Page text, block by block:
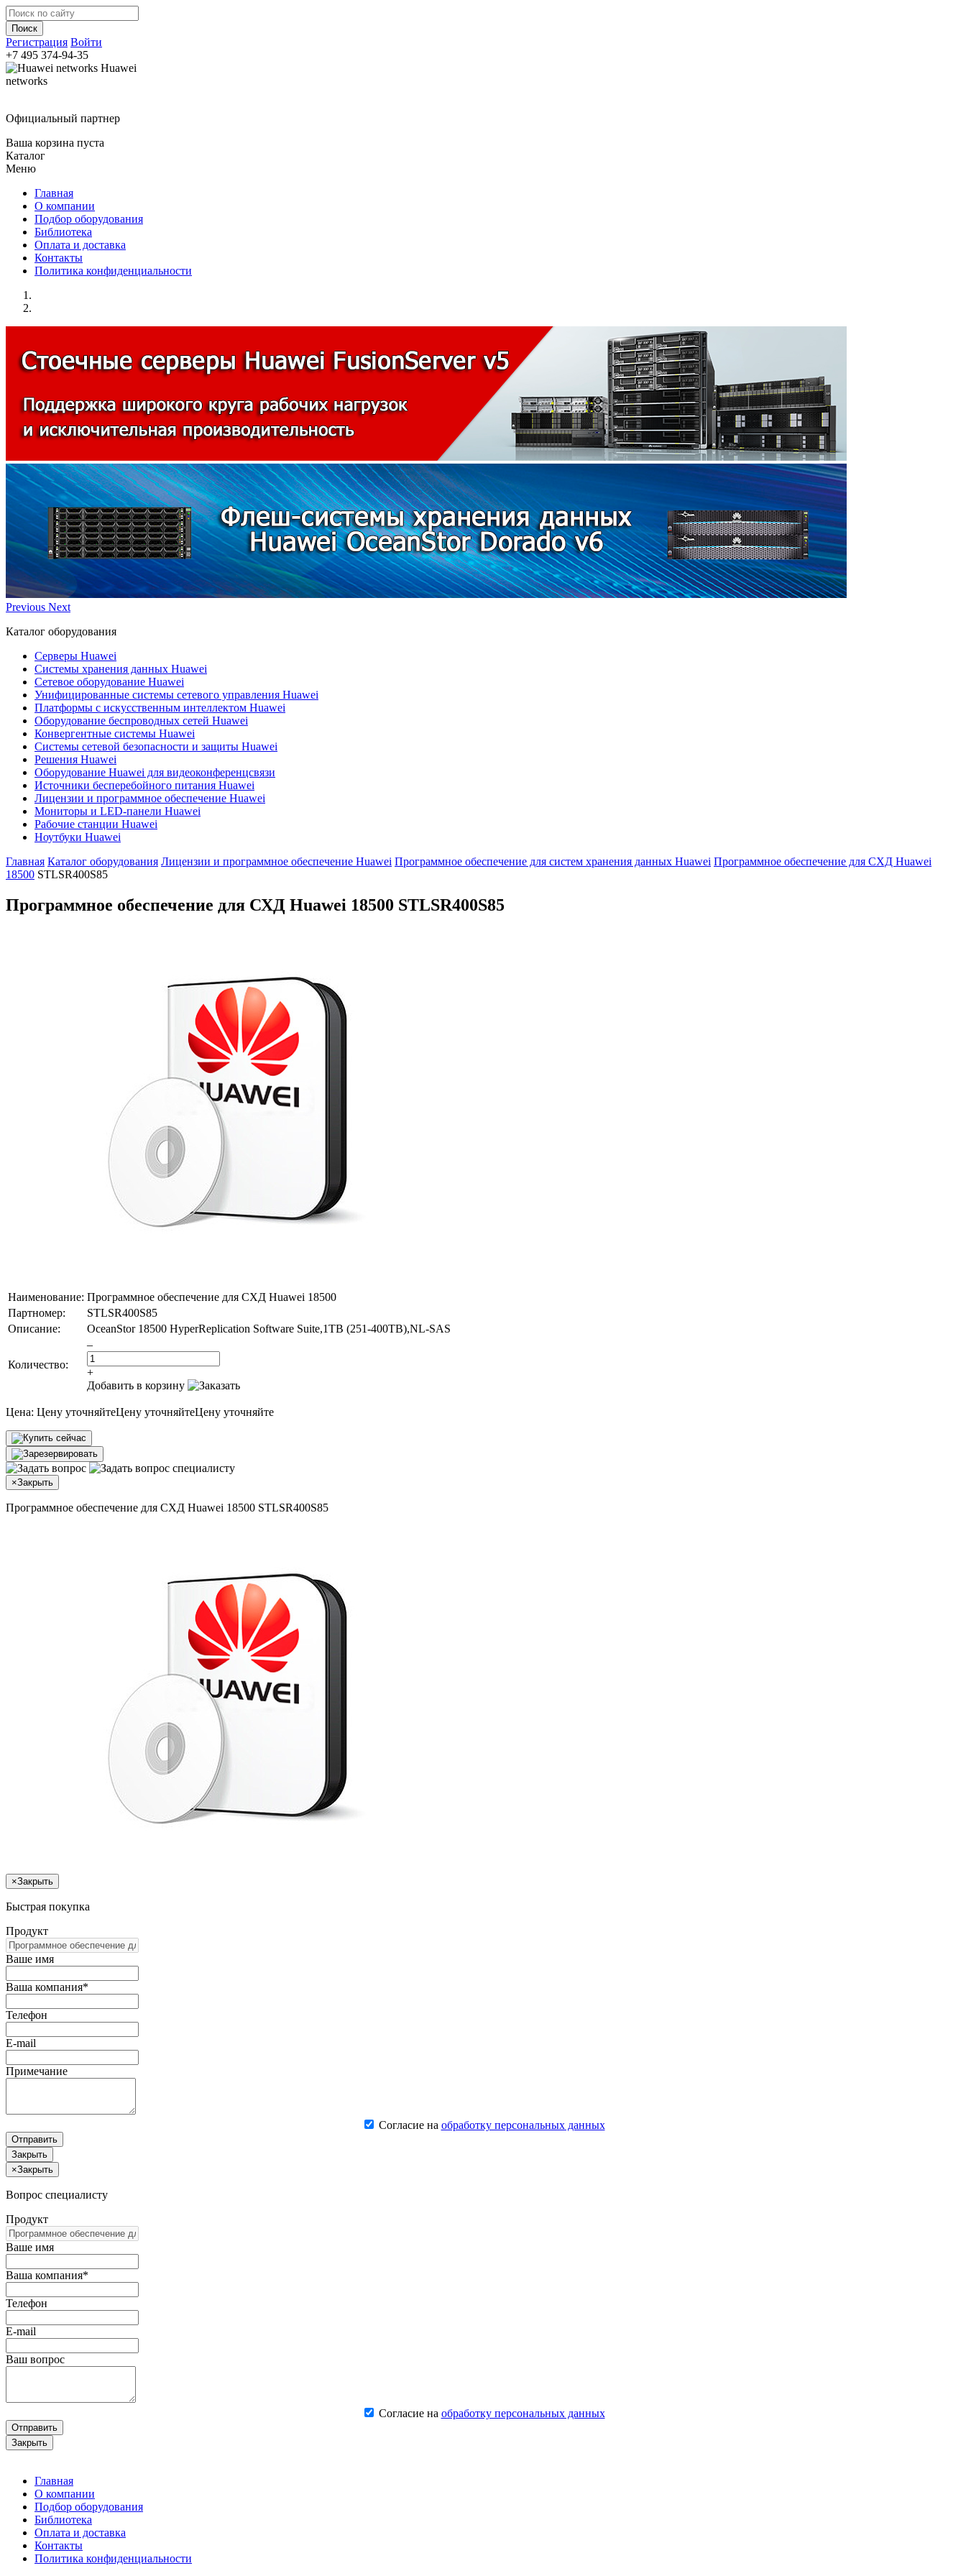
Регистрация Войти
+7 495 374-94-35
Huawei
networks
Официальный партнер
Ваша корзина пуста
Каталог
Меню
Главная
О компании
Подбор оборудования
Библиотека
Оплата и доставка
Контакты
Политика конфиденциальности
Previous Next
Каталог оборудования
Серверы Huawei
Системы хранения данных Huawei
Сетевое оборудование Huawei
Унифицированные системы сетевого управления Huawei
Платформы с искусственным интеллектом Huawei
Оборудование беспроводных сетей Huawei
Конвергентные системы Huawei
Системы сетевой безопасности и защиты Huawei
Решения Huawei
Оборудование Huawei для видеоконференцсвязи
Источники бесперебойного питания Huawei
Лицензии и программное обеспечение Huawei
Мониторы и LED-панели Huawei
Рабочие станции Huawei
Ноутбуки Huawei
Главная Каталог оборудования Лицензии и программное обеспечение Huawei Программное обеспечение для систем хранения данных Huawei Программное обеспечение для СХД Huawei
18500 STLSR400S85
Программное обеспечение для СХД Huawei 18500 STLSR400S85
Наименование: Программное обеспечение для СХД Huawei 18500
Партномер:
STLSR400S85
Описание:
OceanStor 18500 HyperReplication Software Suite,1TB (251-400TB),NL-SAS
Количество:
–
+
Добавить в корзину
Цена: Цену уточняйтеЦену уточняйтеЦену уточняйте
×Закрыть
Программное обеспечение для СХД Huawei 18500 STLSR400S85
×Закрыть
Быстрая покупка
Продукт
Ваше имя
Ваша компания*
Телефон
E-mail
Примечание
Согласие на обработку персональных данных
Отправить
Закрыть
×Закрыть
Вопрос специалисту
Продукт
Ваше имя
Ваша компания*
Телефон
E-mail
Ваш вопрос
Согласие на обработку персональных данных
Отправить
Закрыть
Главная
О компании
Подбор оборудования
Библиотека
Оплата и доставка
Контакты
Политика конфиденциальности